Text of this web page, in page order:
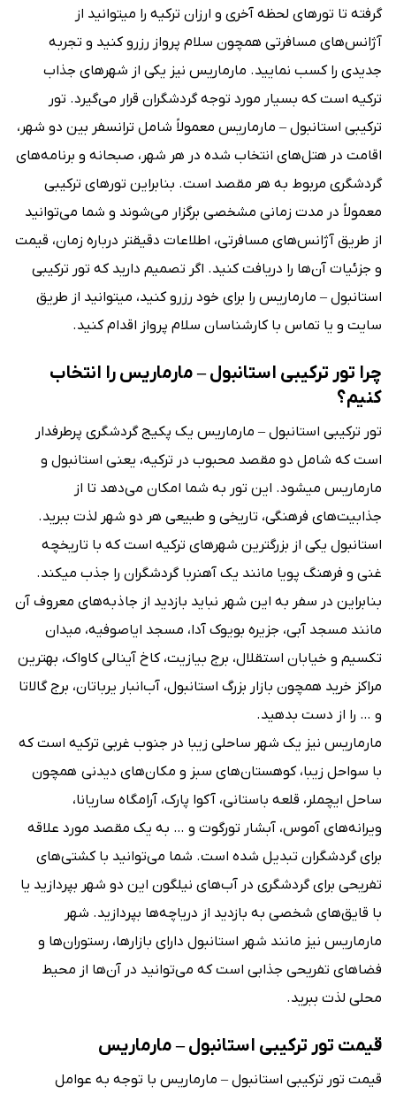
گرفته تا تورهای لحظه آخری و ارزان ترکیه را می‎توانید از
آژانس‌های مسافرتی همچون سلام پرواز رزرو کنید و تجربه
جدیدی را کسب نمایید. مارماریس نیز یکی از شهرهای جذاب
ترکیه است که بسیار مورد توجه گردشگران قرار می‌گیرد. تور
ترکیبی استانبول – مارماریس معمولاً شامل ترانسفر بین دو شهر،
اقامت در هتل‌های انتخاب شده در هر شهر، صبحانه و برنامه‌های
گردشگری مربوط به هر مقصد است. بنابراین تورهای ترکیبی
معمولاً در مدت زمانی مشخصی برگزار می‌شوند و شما می‌توانید
از طریق آژانس‌های مسافرتی، اطلاعات دقیقتر درباره زمان، قیمت
و جزئیات آن‌ها را دریافت کنید. اگر تصمیم دارید که تور ترکیبی
استانبول – مارماریس را برای خود رزرو کنید، می‎توانید از طریق
سایت و یا تماس با کارشناسان سلام پرواز اقدام کنید.
چرا تور ترکیبی استانبول – مارماریس را انتخاب
کنیم؟
تور ترکیبی استانبول – مارماریس یک پکیج گردشگری پرطرفدار
است که شامل دو مقصد محبوب در ترکیه، یعنی استانبول و
مارماریس می‎شود. این تور به شما امکان می‌دهد تا از
جذابیت‌های فرهنگی، تاریخی و طبیعی هر دو شهر لذت ببرید.
استانبول یکی از بزرگترین شهرهای ترکیه است که با تاریخچه
غنی و فرهنگ پویا مانند یک آهنربا گردشگران را جذب می‎کند.
بنابراین در سفر به این شهر نباید بازدید از جاذبه‌های معروف آن
مانند مسجد آبی، جزیره بویوک آدا، مسجد ایاصوفیه، میدان
تکسیم و خیابان استقلال، برج بیازیت، کاخ آینالی کاواک، بهترین
مراکز خرید همچون بازار بزرگ استانبول، آب‌انبار یرباتان، برج گالاتا
و … را از دست بدهید.
مارماریس نیز یک شهر ساحلی زیبا در جنوب غربی ترکیه است که
با سواحل زیبا، کوهستان‌های سبز و مکان‌های دیدنی همچون
ساحل ایچملر، قلعه باستانی، آکوا پارک، آرامگاه ساریانا،
ویرانه‌های آموس، آبشار تورگوت و … به یک مقصد مورد علاقه
برای گردشگران تبدیل شده است. شما می‌توانید با کشتی‌های
تفریحی برای گردشگری در آب‌های نیلگون این دو شهر بپردازید یا
با قایق‌های شخصی به بازدید از دریاچه‌ها بپردازید. شهر
مارماریس نیز مانند شهر استانبول دارای بازارها، رستوران‌ها و
فضاهای تفریحی جذابی است که می‌توانید در آن‌ها از محیط
محلی لذت ببرید.
قیمت تور ترکیبی استانبول – مارماریس
قیمت تور ترکیبی استانبول – مارماریس با توجه به عوامل